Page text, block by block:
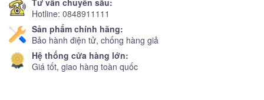
Hotline: 0848911111
Sản phẩm chính hãng:
Bảo hành điện tử, chống hàng giả
Hệ thống cửa hàng lớn:
Giá tốt, giao hàng toàn quốc